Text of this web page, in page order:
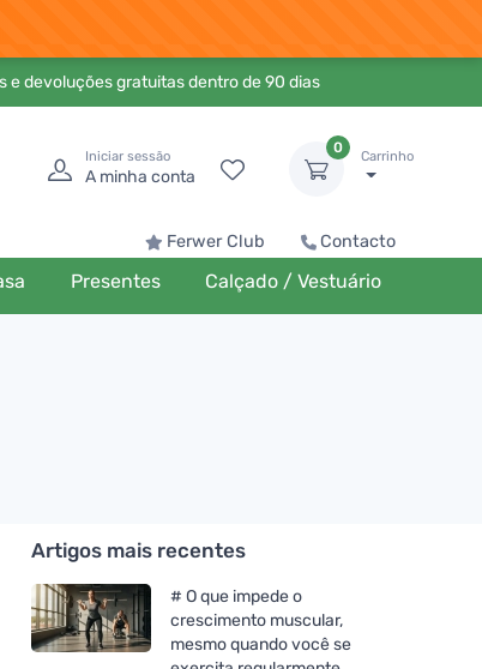
e devoluções gratuitas dentro de 90 dias
Iniciar sessão
A minha conta
0
Carrinho
Ferwer Club Contacto
Presentes Calçado / Vestuário
Artigos mais recentes
# O que impede o
crescimento muscular,
mesmo quando você se